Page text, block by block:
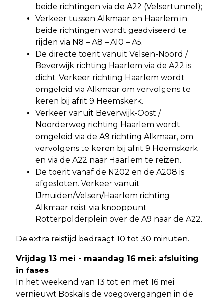
beide richtingen via de A22 (Velsertunnel);
Verkeer tussen Alkmaar en Haarlem in
beide richtingen wordt geadviseerd te
rijden via N8 – A8 – A10 – A5.
De directe toerit vanuit Velsen-Noord /
Beverwijk richting Haarlem via de A22 is
dicht. Verkeer richting Haarlem wordt
omgeleid via Alkmaar om vervolgens te
keren bij afrit 9 Heemskerk.
Verkeer vanuit Beverwijk-Oost /
Noorderweg richting Haarlem wordt
omgeleid via de A9 richting Alkmaar, om
vervolgens te keren bij afrit 9 Heemskerk
en via de A22 naar Haarlem te reizen.
De toerit vanaf de N202 en de A208 is
afgesloten. Verkeer vanuit
IJmuiden/Velsen/Haarlem richting
Alkmaar reist via knooppunt
Rotterpolderplein over de A9 naar de A22.
De extra reistijd bedraagt 10 tot 30 minuten.
Vrijdag 13 mei - maandag 16 mei: afsluiting
in fases
In het weekend van 13 tot en met 16 mei
vernieuwt Boskalis de voegovergangen in de